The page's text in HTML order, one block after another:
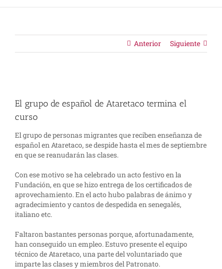
Anterior Siguiente
más
grande
El grupo de español de Ataretaco termina el
curso
El grupo de personas migrantes que reciben enseñanza de
español en Ataretaco, se despide hasta el mes de septiembre
en que se reanudarán las clases.
Con ese motivo se ha celebrado un acto festivo en la
Fundación, en que se hizo entrega de los certificados de
aprovechamiento. En el acto hubo palabras de ánimo y
agradecimiento y cantos de despedida en senegalés,
italiano etc.
Faltaron bastantes personas porque, afortunadamente,
han conseguido un empleo. Estuvo presente el equipo
técnico de Ataretaco, una parte del voluntariado que
imparte las clases y miembros del Patronato.